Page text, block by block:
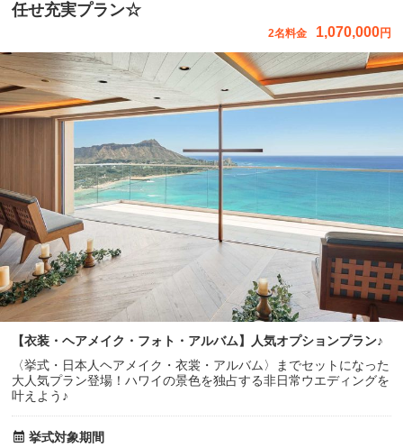
任せ充実プラン☆
2名料金 1,070,000円
【衣装・ヘアメイク・フォト・アルバム】人気オプションプラン♪
〈挙式・日本人ヘアメイク・衣裳・アルバム〉までセットになった
大人気プラン登場！ハワイの景色を独占する非日常ウエディングを
叶えよう♪
挙式対象期間